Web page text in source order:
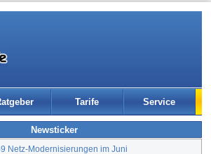
Tarife Service
Newsticker
Netz-Modernisierungen im Juni